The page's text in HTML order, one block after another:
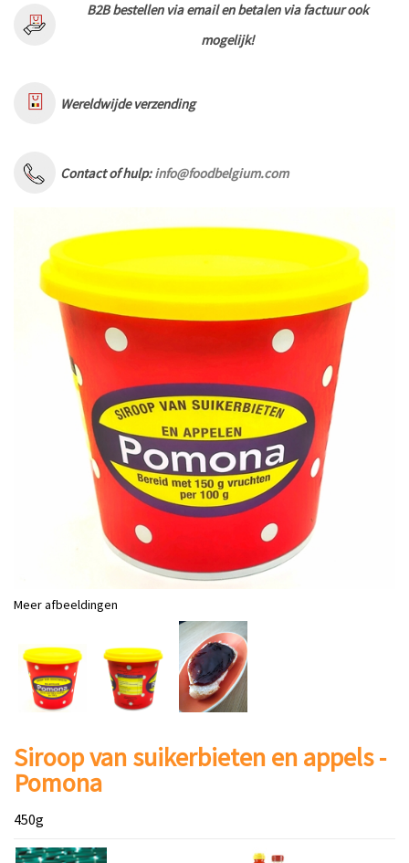
B2B bestellen via email en betalen via factuur ook
mogelijk!
Wereldwijde verzending
Contact of hulp:info@foodbelgium.com
Meer afbeeldingen
Siroop van suikerbieten en appels -
Pomona
450g